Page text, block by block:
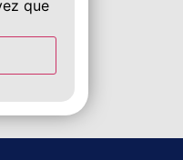
que